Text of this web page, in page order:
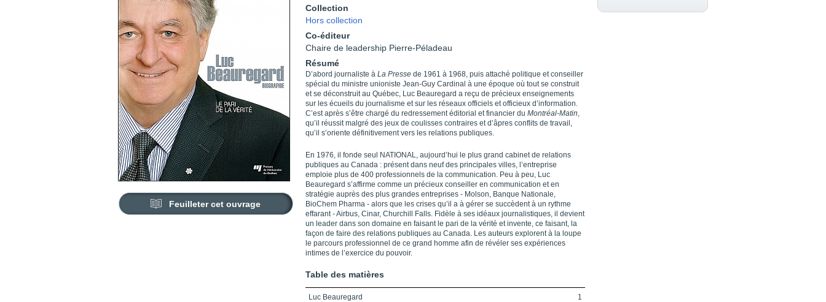
Feuilleter cet ouvrage
Collection
Hors collection
Co-éditeur
Chaire de leadership Pierre-Péladeau
Résumé
D’abord journaliste à La Presse de 1961 à 1968, puis attaché politique et conseiller
spécial du ministre unioniste Jean-Guy Cardinal à une époque où tout se construit
et se déconstruit au Québec, Luc Beauregard a reçu de précieux enseignements
sur les écueils du journalisme et sur les réseaux officiels et officieux d’information.
C’est après s’être chargé du redressement éditorial et financier du Montréal-Matin,
qu’il réussit malgré des jeux de coulisses contraires et d’âpres conflits de travail,
qu’il s’oriente définitivement vers les relations publiques.
En 1976, il fonde seul NATIONAL, aujourd’hui le plus grand cabinet de relations
publiques au Canada : présent dans neuf des principales villes, l’entreprise
emploie plus de 400 professionnels de la communication. Peu à peu, Luc
Beauregard s’affirme comme un précieux conseiller en communication et en
stratégie auprès des plus grandes entreprises - Molson, Banque Nationale,
BioChem Pharma - alors que les crises qu’il a à gérer se succèdent à un rythme
effarant - Airbus, Cinar, Churchill Falls. Fidèle à ses idéaux journalistiques, il devient
un leader dans son domaine en faisant le pari de la vérité et invente, ce faisant, la
façon de faire des relations publiques au Canada. Les auteurs explorent à la loupe
le parcours professionnel de ce grand homme afin de révéler ses expériences
intimes de l’exercice du pouvoir.
Table des matières
Luc Beauregard 1